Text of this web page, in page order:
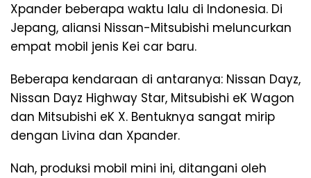
Xpander beberapa waktu lalu di Indonesia. Di
Jepang, aliansi Nissan-Mitsubishi meluncurkan
empat mobil jenis Kei car baru.
Beberapa kendaraan di antaranya: Nissan Dayz,
Nissan Dayz Highway Star, Mitsubishi eK Wagon
dan Mitsubishi eK X. Bentuknya sangat mirip
dengan Livina dan Xpander.
Nah, produksi mobil mini ini, ditangani oleh